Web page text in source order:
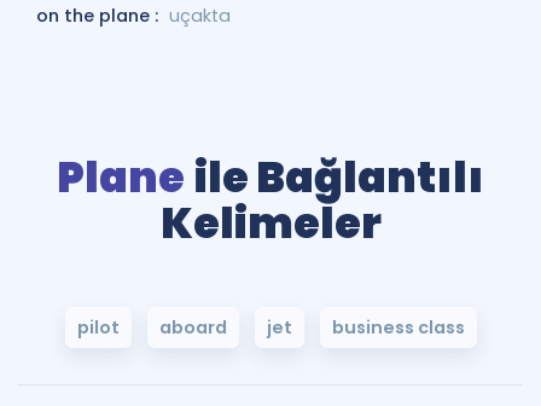
on the plane : uçakta
Plane ile Bağlantılı
Kelimeler
pilot aboard jet business class